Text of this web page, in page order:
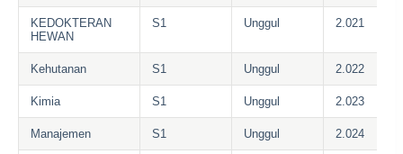
KEDOKTERAN
HEWAN
S1 Unggul 2.021
Kehutanan S1 Unggul 2.022
Kimia S1 Unggul 2.023
Manajemen S1 Unggul 2.024